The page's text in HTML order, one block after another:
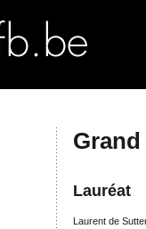
Grand
Lauréat
Laurent de